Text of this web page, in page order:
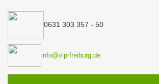
0631 303 357 - 50
info@vip-freiburg.de